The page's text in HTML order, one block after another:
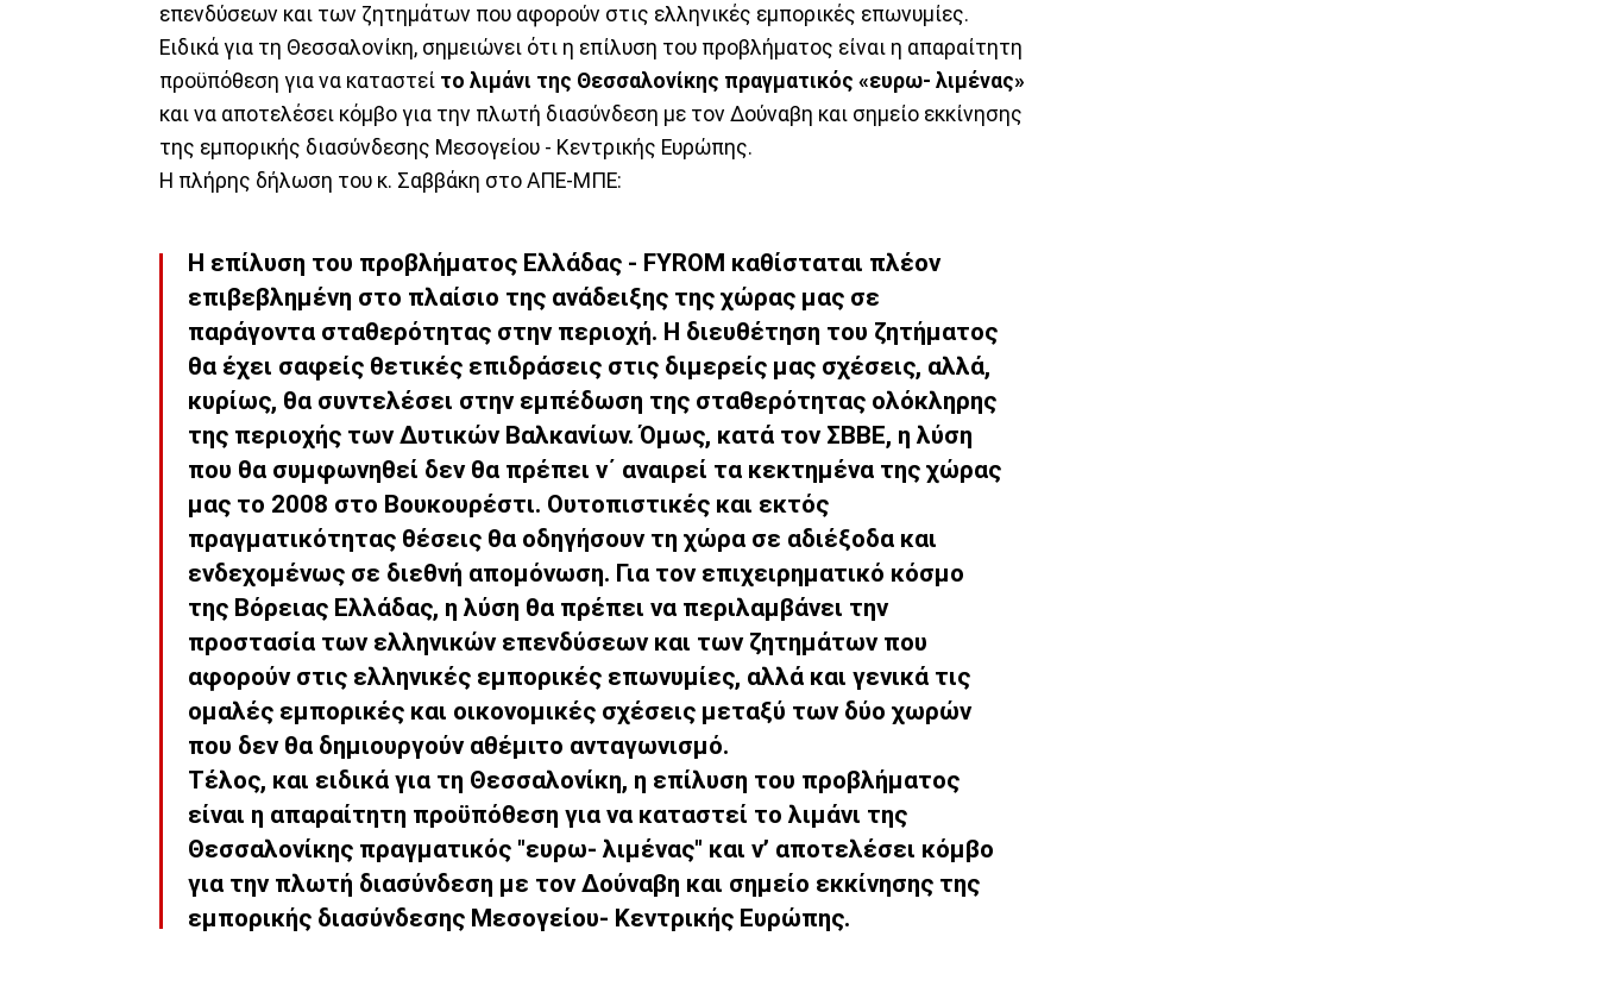
επενδύσεων και των ζητημάτων που αφορούν στις ελληνικές εμπορικές επωνυμίες.
Ειδικά για τη Θεσσαλονίκη, σημειώνει ότι η επίλυση του προβλήματος είναι η απαραίτητη
προϋπόθεση για να καταστεί το λιμάνι της Θεσσαλονίκης πραγματικός «ευρω- λιμένας»
και να αποτελέσει κόμβο για την πλωτή διασύνδεση με τον Δούναβη και σημείο εκκίνησης
της εμπορικής διασύνδεσης Μεσογείου - Κεντρικής Ευρώπης.
Η πλήρης δήλωση του κ. Σαββάκη στο ΑΠΕ-ΜΠΕ:
Η επίλυση του προβλήματος Ελλάδας - FYROM καθίσταται πλέον
επιβεβλημένη στο πλαίσιο της ανάδειξης της χώρας μας σε
παράγοντα σταθερότητας στην περιοχή. Η διευθέτηση του ζητήματος
θα έχει σαφείς θετικές επιδράσεις στις διμερείς μας σχέσεις, αλλά,
κυρίως, θα συντελέσει στην εμπέδωση της σταθερότητας ολόκληρης
της περιοχής των Δυτικών Βαλκανίων. Όμως, κατά τον ΣΒΒΕ, η λύση
που θα συμφωνηθεί δεν θα πρέπει ν΄ αναιρεί τα κεκτημένα της χώρας
μας το 2008 στο Βουκουρέστι. Ουτοπιστικές και εκτός
πραγματικότητας θέσεις θα οδηγήσουν τη χώρα σε αδιέξοδα και
ενδεχομένως σε διεθνή απομόνωση. Για τον επιχειρηματικό κόσμο
της Βόρειας Ελλάδας, η λύση θα πρέπει να περιλαμβάνει την
προστασία των ελληνικών επενδύσεων και των ζητημάτων που
αφορούν στις ελληνικές εμπορικές επωνυμίες, αλλά και γενικά τις
ομαλές εμπορικές και οικονομικές σχέσεις μεταξύ των δύο χωρών
που δεν θα δημιουργούν αθέμιτο ανταγωνισμό.
Τέλος, και ειδικά για τη Θεσσαλονίκη, η επίλυση του προβλήματος
είναι η απαραίτητη προϋπόθεση για να καταστεί το λιμάνι της
Θεσσαλονίκης πραγματικός "ευρω- λιμένας" και ν’ αποτελέσει κόμβο
για την πλωτή διασύνδεση με τον Δούναβη και σημείο εκκίνησης της
εμπορικής διασύνδεσης Μεσογείου- Κεντρικής Ευρώπης.